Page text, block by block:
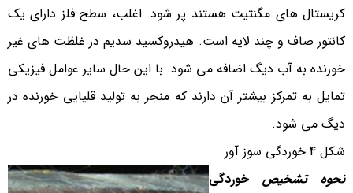
کریستال های مگنتیت هستند پر شود. اغلب، سطح فلز دارای یک
کانتور صاف و چند لایه است. هیدروکسید سدیم در غلظت های غیر
خورنده به آب دیگ اضافه می شود. با این حال سایر عوامل فیزیکی
تمایل به تمرکز بیشتر آن دارند که منجر به تولید قلیایی خورنده در
دیگ می شود.
شکل 4 خوردگی سوز آور
نحوه تشخیص خوردگی